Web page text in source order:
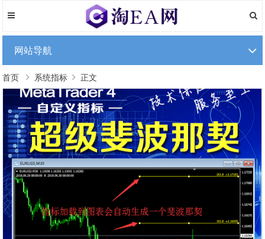
网站导航
首页 系统指标 正文